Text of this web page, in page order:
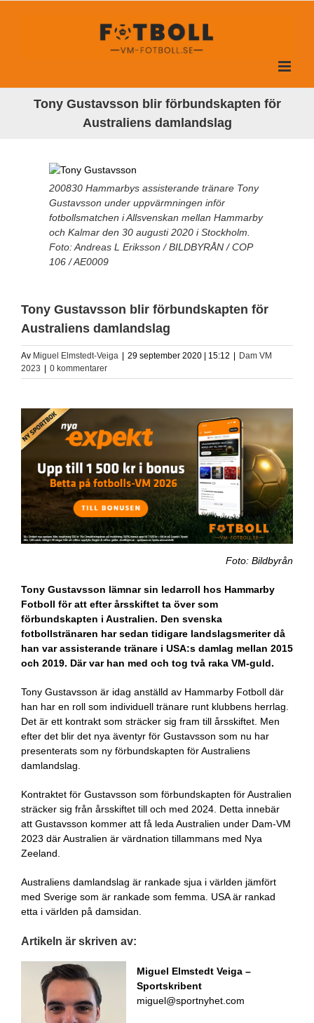
Tony Gustavsson blir förbundskapten för
Australiens damlandslag
200830 Hammarbys assisterande tränare Tony
Gustavsson under uppvärmningen inför
fotbollsmatchen i Allsvenskan mellan Hammarby
och Kalmar den 30 augusti 2020 i Stockholm.
Foto: Andreas L Eriksson / BILDBYRÅN / COP
106 / AE0009
Tony Gustavsson blir förbundskapten för
Australiens damlandslag
Av Miguel Elmstedt-Veiga | 29 september 2020 | 15:12 | Dam VM
2023 | 0 kommentarer
Foto: Bildbyrån
Tony Gustavsson lämnar sin ledarroll hos Hammarby
Fotboll för att efter årsskiftet ta över som
förbundskapten i Australien. Den svenska
fotbollstränaren har sedan tidigare landslagsmeriter då
han var assisterande tränare i USA:s damlag mellan 2015
och 2019. Där var han med och tog två raka VM-guld.
Tony Gustavsson är idag anställd av Hammarby Fotboll där
han har en roll som individuell tränare runt klubbens herrlag.
Det är ett kontrakt som sträcker sig fram till årsskiftet. Men
efter det blir det nya äventyr för Gustavsson som nu har
presenterats som ny förbundskapten för Australiens
damlandslag.
Kontraktet för Gustavsson som förbundskapten för Australien
sträcker sig från årsskiftet till och med 2024. Detta innebär
att Gustavsson kommer att få leda Australien under Dam-VM
2023 där Australien är värdnation tillammans med Nya
Zeeland.
Australiens damlandslag är rankade sjua i världen jämfört
med Sverige som är rankade som femma. USA är rankad
etta i världen på damsidan.
Artikeln är skriven av:
Miguel Elmstedt Veiga –
Sportskribent
miguel@sportnyhet.com